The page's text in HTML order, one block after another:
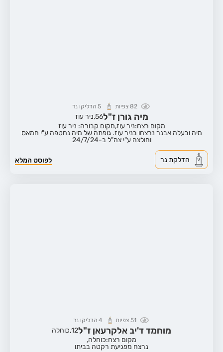
82 צפיות 5 הדליקו נר
מיה גורן ז"ל56, ניר עוז
מקום רצח:ניר עוז,מקום קבורה: ניר עוז
מיה ובעלה אבנר נרצחו בניר עוז. גופתה של מיה נחטפה ע"י חמאס
וחולצה ע"י צה"ל ב-24/7/24
לפוסט המלא הדלקת נר
51 צפיות 4 הדליקו נר
מוחמד ד'יב אלקרעאן ז"ל12, כוחלה
מקום רצח:כוחלה,
נרצח מפגיעת רקטה בביתו